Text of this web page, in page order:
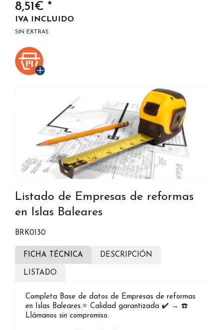
8,51€ *
IVA INCLUIDO
SIN EXTRAS
Listado de Empresas de reformas
en Islas Baleares
BRK0130
FICHA TÉCNICA DESCRIPCIÓN
LISTADO
Completa Base de datos de Empresas de reformas
en Islas Baleares.⭐️ Calidad garantizada ✔️ → ☎️
Llámanos sin compromiso.